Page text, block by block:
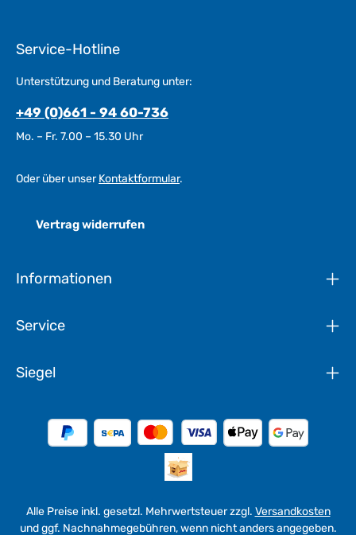
Service-Hotline
Unterstützung und Beratung unter:
+49 (0)661 - 94 60-736
Mo. – Fr. 7.00 – 15.30 Uhr
Oder über unserKontaktformular.
Vertrag widerrufen
Informationen
Service
Siegel
Alle Preise inkl. gesetzl. Mehrwertsteuer zzgl. Versandkosten
und ggf. Nachnahmegebühren, wenn nicht anders angegeben.